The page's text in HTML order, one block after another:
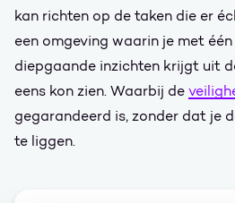
kan richten op de taken die er
een omgeving waarin je met
diepgaande inzichten krijgt uit
eens kon zien. Waarbij de
gegarandeerd is, zonder dat je
te liggen.